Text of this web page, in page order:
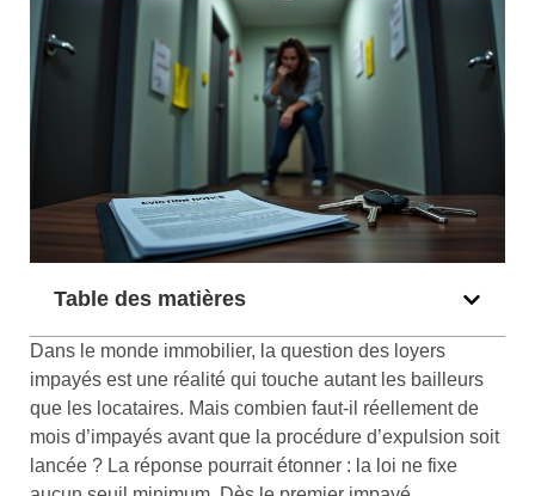
Table des matières
Dans le monde immobilier, la question des loyers
impayés est une réalité qui touche autant les bailleurs
que les locataires. Mais combien faut-il réellement de
mois d’impayés avant que la procédure d’expulsion soit
lancée ? La réponse pourrait étonner : la loi ne fixe